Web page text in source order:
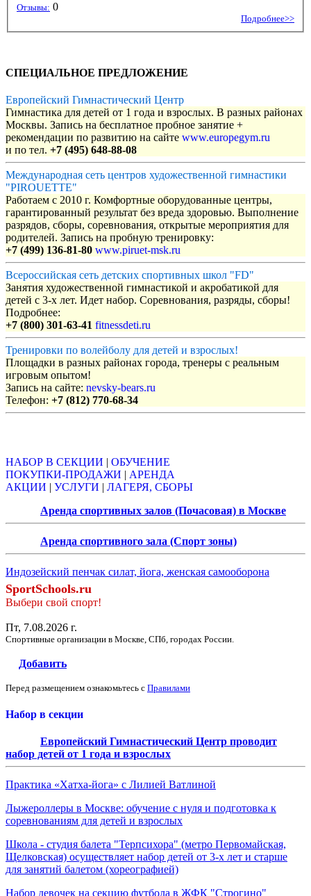
Отзывы: 0
Подробнее>>
СПЕЦИАЛЬНОЕ ПРЕДЛОЖЕНИЕ
Европейский Гимнастический Центр
Гимнастика для детей от 1 года и взрослых. В разных районах
Москвы. Запись на бесплатное пробное занятие +
рекомендации по развитию на сайте www.europegym.ru
и по тел. +7 (495) 648-88-08
Международная сеть центров художественной гимнастики
"PIROUETTE"
Работаем с 2010 г. Комфортные оборудованные центры,
гарантированный результат без вреда здоровью. Выполнение
разрядов, сборы, соревнования, открытые мероприятия для
родителей. Запись на пробную тренировку:
+7 (499) 136-81-80 www.piruet-msk.ru
Всероссийская сеть детских спортивных школ "FD"
Занятия художественной гимнастикой и акробатикой для
детей с 3-х лет. Идет набор. Соревнования, разряды, сборы!
Подробнее:
+7 (800) 301-63-41 fitnessdeti.ru
Тренировки по волейболу для детей и взрослых!
Площадки в разных районах города, тренеры с реальным
игровым опытом!
Запись на сайте: nevsky-bears.ru
Телефон: +7 (812) 770-68-34
НАБОР В СЕКЦИИ | ОБУЧЕНИЕ
ПОКУПКИ-ПРОДАЖИ | АРЕНДА
АКЦИИ | УСЛУГИ | ЛАГЕРЯ, СБОРЫ
Аренда спортивных залов (Почасовая) в Москве
Аренда спортивного зала (Спорт зоны)
Индозейский пенчак силат, йога, женская самооборона
SportSchools.ru
Выбери свой спорт!
Пт, 7.08.2026 г.
Спортивные организации в Москве, СПб, городах России.
Добавить
Перед размещением ознакомьтесь с Правилами
Набор в секции
Европейский Гимнастический Центр проводит
набор детей от 1 года и взрослых
Практика «Хатха-йога» с Лилией Ватлиной
Лыжероллеры в Москве: обучение с нуля и подготовка к
соревнованиям для детей и взрослых
Школа - студия балета "Терпсихора" (метро Первомайская,
Щелковская) осуществляет набор детей от 3-х лет и старше
для занятий балетом (хореографией)
Набор девочек на секцию футбола в ЖФК "Строгино"